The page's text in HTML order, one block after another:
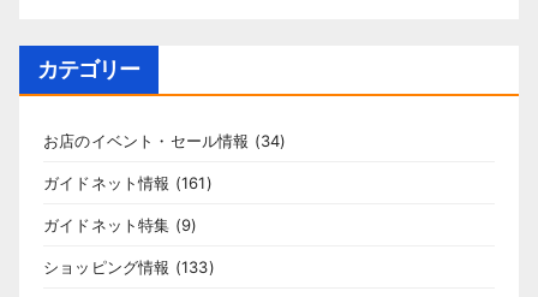
カテゴリー
お店のイベント・セール情報 (34)
ガイドネット情報 (161)
ガイドネット特集 (9)
ショッピング情報 (133)